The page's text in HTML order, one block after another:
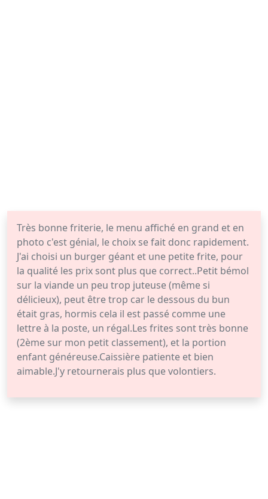
Très bonne friterie, le menu affiché en grand et en
photo c'est génial, le choix se fait donc rapidement.
J'ai choisi un burger géant et une petite frite, pour
la qualité les prix sont plus que correct..Petit bémol
sur la viande un peu trop juteuse (même si
délicieux), peut être trop car le dessous du bun
était gras, hormis cela il est passé comme une
lettre à la poste, un régal.Les frites sont très bonne
(2ème sur mon petit classement), et la portion
enfant généreuse.Caissière patiente et bien
aimable.J'y retournerais plus que volontiers.